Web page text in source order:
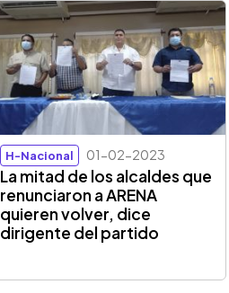
H-Nacional 01-02-2023
La mitad de los alcaldes que
renunciaron a ARENA
quieren volver, dice
dirigente del partido